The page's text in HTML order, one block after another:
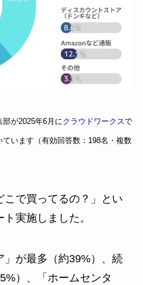
が2025年6月にクラウドワークスで
います（有効回答数：198名・複数
こで買ってるの？」とい
実施しました。
が最多（約39%）、続
）、「ホームセンタ